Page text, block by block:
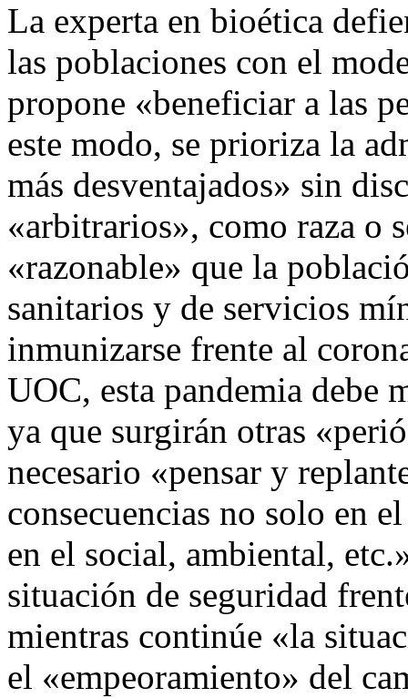
La experta en bioética
las poblaciones con el
propone «beneficiar a las
este modo, se prioriza la
más desventajados» sin
«arbitrarios», como raza o
«razonable» que la
sanitarios y de servicios
inmunizarse frente al
UOC, esta pandemia debe
ya que surgirán otras
necesario «pensar y
consecuencias no solo en
en el social, ambiental,
situación de seguridad
mientras continúe «la
el «empeoramiento» del